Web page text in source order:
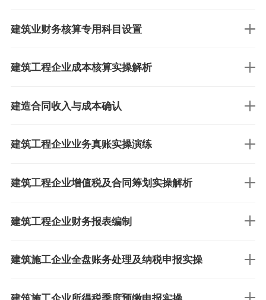
建筑业财务核算专用科目设置
建筑工程企业成本核算实操解析
建造合同收入与成本确认
建筑工程企业业务真账实操演练
建筑工程企业增值税及合同筹划实操解析
建筑工程企业财务报表编制
建筑施工企业全盘账务处理及纳税申报实操